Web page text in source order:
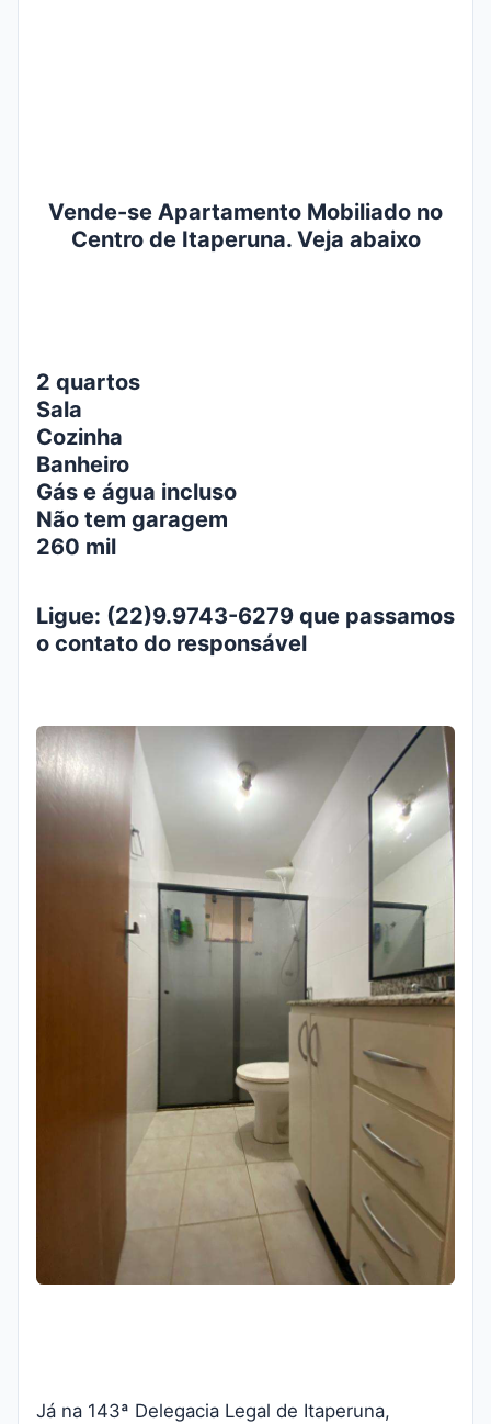
Vende-se Apartamento Mobiliado no
Centro de Itaperuna. Veja abaixo
2 quartos
Sala
Cozinha
Banheiro
Gás e água incluso
Não tem garagem
260 mil
Ligue: (22)9.9743-6279 que passamos
o contato do responsável
Já na 143ª Delegacia Legal de Itaperuna,